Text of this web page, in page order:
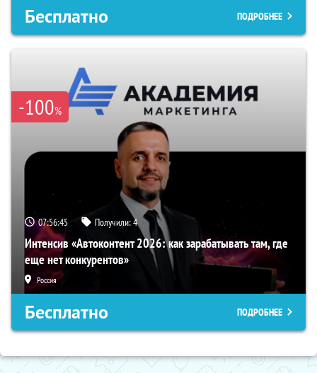
Бесплатно ПОДРОБНЕЕ
-100%
07:56:44 Получили:4
Интенсив «Автоконтент 2026: как зарабатывать там, где
еще нет конкурентов»
Россия
Бесплатно ПОДРОБНЕЕ